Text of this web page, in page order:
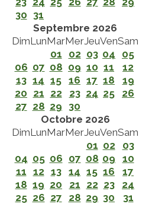
30 31
Septembre 2026
DimLunMarMerJeuVenSam
01
02 03 04
05
06 07 08 09 10 11
12
13 14 15 16 17 18
19
20 21 22 23 24 25
26
27 28 29 30
Octobre 2026
DimLunMarMerJeuVenSam
01 02
03
04 05 06 07 08 09
10
11 12 13 14 15 16
17
18 19 20 21 22 23
24
25 26 27 28 29 30 31